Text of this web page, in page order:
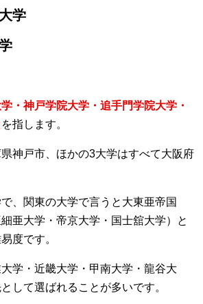
学
・神戸学院大学・追手門学院大学・
を指します。
神戸市、ほかの3大学はすべて大阪府
、関東の大学で言うと大東亜帝国
細亜大学・帝京大学・国士舘大学）と
度です。
学・近畿大学・甲南大学・龍谷大
して選ばれることが多いです。